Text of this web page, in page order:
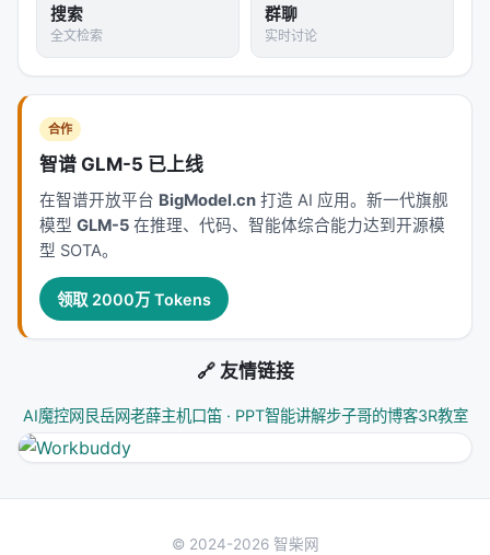
数据需防知识泄漏与分布偏移； 3.评测
在线满意度差距拉大，LLM-as-judge 需与人工评估交
是工业落地的硬约束，不可仅优化学术基准。
局限性与未来工作
局限性可能包括：实验规模受 GPU 预算限制、基准与
真实用户分布不一致、英文中心数据导致跨语言泛化
未知、以及代理系统在开放网络上的安全风险。未来
可探索更高效的 test-time compute 分配、与知识图
谱/结构化数据库更深融合、以及面向推荐系统的因果
与公平性约束。
该条目适合归入本 Awesome List 对应章节，并与同
主题 Survey、开源框架及工业案例交叉索引。读者可
搜索
全文检索
群聊
实时讨论
合作
智谱 GLM-5 已上线
在智谱开放平台 BigModel.cn 打造 AI 应用。新一代旗舰
模型 GLM-5 在推理、代码、智能体综合能力达到开源模
型 SOTA。
领取 2000万 Tokens
🔗 友情链接
AI魔控网 艮岳网老薛主机口笛 · PPT智能讲解步子哥的博客3R教室
© 2024-2026 智柴网